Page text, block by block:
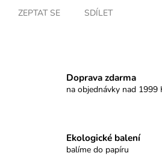
ZEPTAT SE SDÍLET
Doprava zdarma
na objednávky nad 1999
Ekologické balení
balíme do papíru